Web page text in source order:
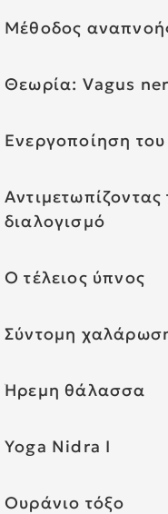
Μέθοδος
Θεωρία: Vagus
Ενεργοποίηση
διαλογισμό
Ο τέλειος ύπνος
Σύντομη
Ήρεμη θάλασσα
Yoga Nidra Ι
Ουράνιο τόξο